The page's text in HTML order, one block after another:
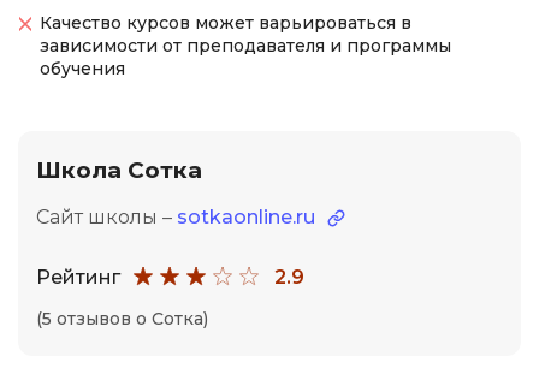
Качество курсов может варьироваться в
зависимости от преподавателя и программы
обучения
Школа Сотка
Сайт школы – sotkaonline.ru
Рейтинг 2.9
(5 отзывов о Сотка)